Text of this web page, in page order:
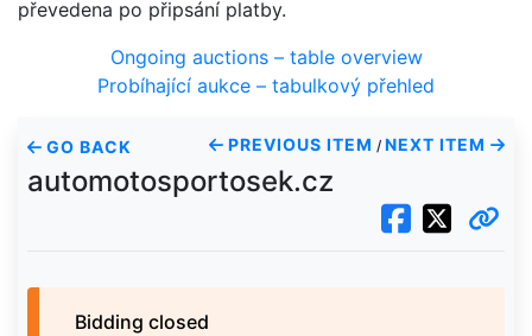
převedena po připsání platby.
Ongoing auctions – table overview
Probíhající aukce – tabulkový přehled
GO BACK PREVIOUS ITEM / NEXT ITEM
automotosportosek.cz
Bidding closed